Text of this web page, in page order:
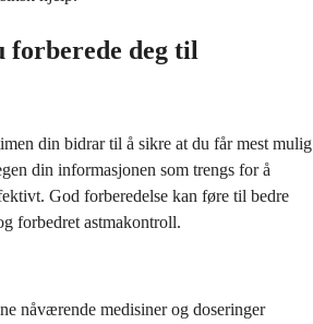
forberede deg til
din bidrar til å sikre at du får mest mulig
din informasjonen som trengs for å
God forberedelse kan føre til bedre
forbedret astmakontroll.
nåværende medisiner og doseringer